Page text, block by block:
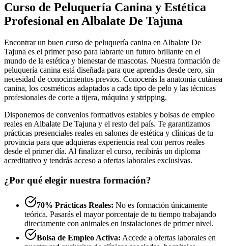
Curso de Peluquería Canina y Estética
Profesional en Albalate De Tajuna
Encontrar un buen curso de peluquería canina en Albalate De
Tajuna es el primer paso para labrarte un futuro brillante en el
mundo de la estética y bienestar de mascotas. Nuestra formación de
peluquería canina está diseñada para que aprendas desde cero, sin
necesidad de conocimientos previos. Conocerás la anatomía cutánea
canina, los cosméticos adaptados a cada tipo de pelo y las técnicas
profesionales de corte a tijera, máquina y stripping.
Disponemos de convenios formativos estables y bolsas de empleo
reales en Albalate De Tajuna y el resto del país. Te garantizamos
prácticas presenciales reales en salones de estética y clínicas de tu
provincia para que adquieras experiencia real con perros reales
desde el primer día. Al finalizar el curso, recibirás un diploma
acreditativo y tendrás acceso a ofertas laborales exclusivas.
¿Por qué elegir nuestra formación?
70% Prácticas Reales: No es formación únicamente
teórica. Pasarás el mayor porcentaje de tu tiempo trabajando
directamente con animales en instalaciones de primer nivel.
Bolsa de Empleo Activa: Accede a ofertas laborales en